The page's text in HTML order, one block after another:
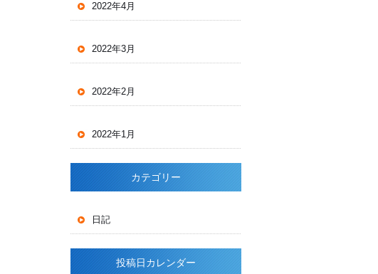
2022年4月
2022年3月
2022年2月
2022年1月
カテゴリー
日記
投稿日カレンダー